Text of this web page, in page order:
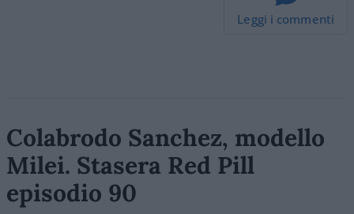
Leggi i commenti
Colabrodo Sanchez, modello
Milei. Stasera Red Pill
episodio 90